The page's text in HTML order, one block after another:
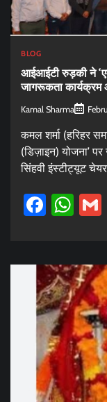
BLOG
आईआईटी रुड़की ने
जागरूकता कार्यक्रम
Kamal Sharma
कमल शर्मा (हरिहर
(डिज़ाइन) योजना’
सिंहवी इंस्टीट्यूट